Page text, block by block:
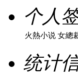
个人
火熱小说 女總
统计